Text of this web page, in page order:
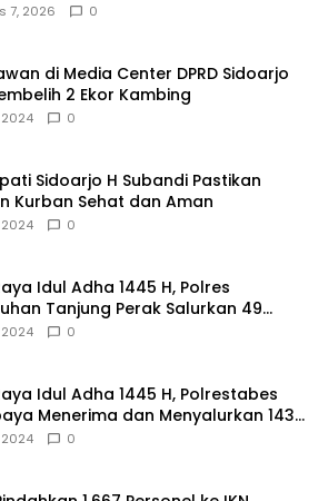
7, 2026 0
di Media Center DPRD Sidoarjo
2 Ekor Kambing
2024 0
Sidoarjo H Subandi Pastikan
Kurban Sehat dan Aman
2024 0
Idul Adha 1445 H, Polres
Tanjung Perak Salurkan 49
Korban.
2024 0
Idul Adha 1445 H, Polrestabes
Menerima dan Menyalurkan 143
Kurban
2024 0